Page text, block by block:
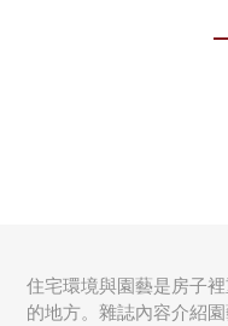
住宅環境與園藝是房子
的地方。雜誌內容介紹